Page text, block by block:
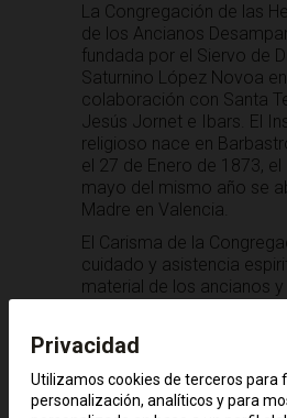
La Congregación de las
de los Ancianos
fundada por el Siervo de
Saturnino López Novoa en
colaboración con Santa
Jesús Jornet e Ibars. El
religioso nace en
el 27 de Enero de 1873, el
mayo del mismo año se
Madre en Valencia.
El Carisma de la
cuidado y asistencia
material de los ancianos
fomentan en los ancianos
de familia» a fin de que se
como en su propia casa,
Privacidad
Utilizamos cookies de terceros para
personalización, analíticos y para